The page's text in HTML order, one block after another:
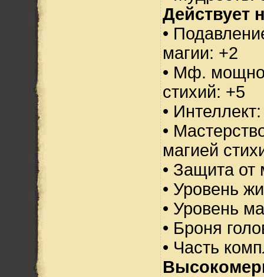
Действует
•
магии: +2
• Мф.
стихий: +5
•
•
магией
• Защита от
• Уровень
• Уровень
• Броня
• Часть